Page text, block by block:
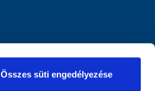
Összes süti engedélyezése